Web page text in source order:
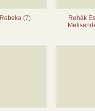
Rebeka (7)
Rehák